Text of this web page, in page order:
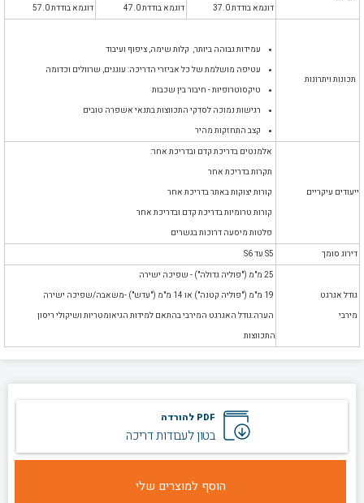
דוגמא בודדת 37.0
דוגמא בודדת 47.0
דוגמא בודדת 57.0
תכונות ויתרונות
עמידות גבוהה ביותר, קלות שימה, ציפוף ועיבוד
עטיפה מושלמת של כל אביזרי הדריכה: עוגנים, שרוולים וכדומה
טיקסוטרופיות - חיבור בין שכבות
רגישות נמוכה לסדקי התכווצות בתנאי אשפרה טובים
קצב התחזקות מהיר
ייעודים עיקריים
אלמנטים בדריכת קדם ובדריכת אחר:
תקרות בדריכת אחר
קורות יצוקות באתר בדריכת אחר
קורות טרומיות בדריכת קדם ובדריכת אחר
פלטות מיסעה דרוכות בגשרים
דירוג סומך
גודל אגרגט
מירבי
הערה:גודל האגרגט המירבי בהתאם למידות הגיאומטריות ושיקולי ריסון
התכווצות
PDF להורדה
בטון לעבודות דריכה